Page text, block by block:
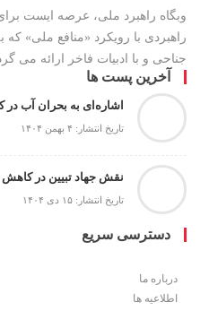
وبگاه راهبرد ملی، عرصه ایست
راهبردی با رویکرد «منافع ملی»
جناحی و با ادبیات فاخر ارائه می
آخرین پست ها
تاریخ انتشار: ۴ بهمن ۱۴۰۴
تاریخ انتشار: ۱۵ دی ۱۴۰۴
دسترسی سریع
درباره ما
اطلاعیه ها